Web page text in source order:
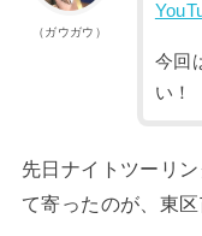
（ガウガウ）
今回
い！
先日ナイトツーリ
て寄ったのが、東